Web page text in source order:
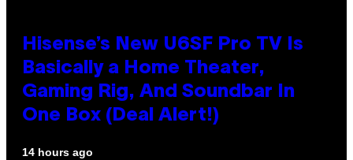
Hisense’s New U6SF Pro TV Is
Basically a Home Theater,
Gaming Rig, And Soundbar In
One Box (Deal Alert!)
14 hours ago